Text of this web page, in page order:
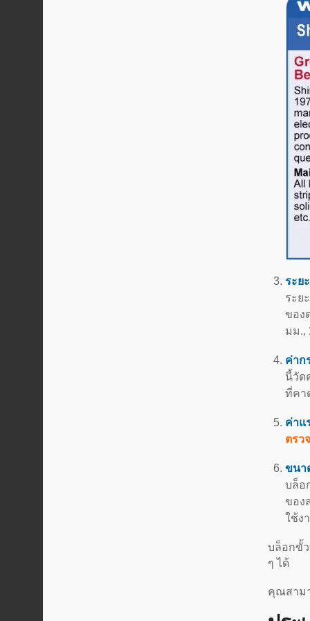
ระย
ระย
ของ
มม.,
ค่าก
นี้วัด
ที่คา
ค่าแ
ตรว
ขนา
บล็อ
ของ
ใช้ง
บล็อกขั้
ๆ ได้
คุณสาม